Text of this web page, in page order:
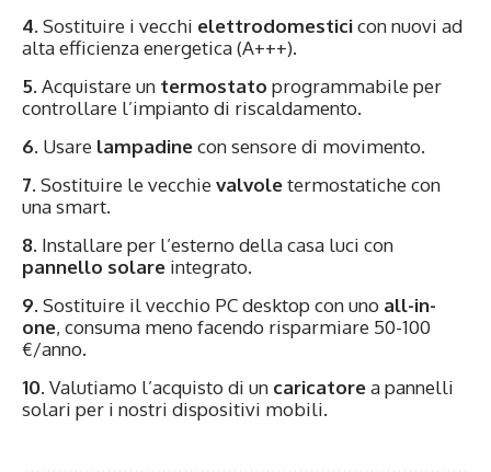
4. Sostituire i vecchi elettrodomesticicon nuovi ad
alta efficienza energetica (A+++).
5. Acquistare un termostato programmabile per
controllare l’impianto di riscaldamento.
6. Usare lampadinecon sensore di movimento.
7. Sostituire le vecchie valvoletermostatiche con
una smart.
8. Installare per l’esterno della casa luci con
pannello solare integrato.
9. Sostituire il vecchio PC desktop con uno all-in-
one, consuma meno facendo risparmiare 50-100
€/anno.
10. Valutiamo l’acquisto di un caricatorea pannelli
solari per i nostri dispositivi mobili.